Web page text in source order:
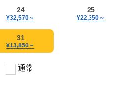
24
¥32,570～
25
¥22,350～
31
¥13,850～
通常